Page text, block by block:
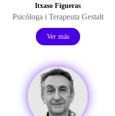
Itxaso Figueras
Psicòloga i Terapeuta Gestalt
Ver más